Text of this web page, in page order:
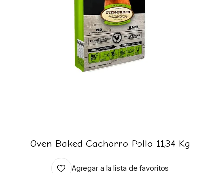
Oven Baked Cachorro Pollo 11,34 Kg
Agregar a la lista de favoritos